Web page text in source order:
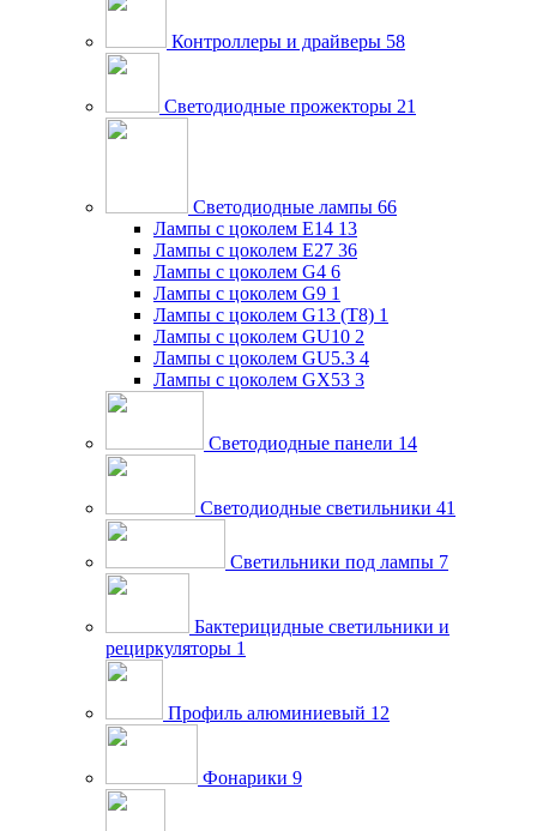
Контроллеры и драйверы 58
Светодиодные прожекторы 21
Светодиодные лампы 66
Лампы с цоколем E14 13
Лампы с цоколем E27 36
Лампы с цоколем G4 6
Лампы с цоколем G9 1
Лампы с цоколем G13 (Т8) 1
Лампы с цоколем GU10 2
Лампы с цоколем GU5.3 4
Лампы с цоколем GX53 3
Светодиодные панели 14
Светодиодные светильники 41
Светильники под лампы 7
Бактерицидные светильники и
рециркуляторы 1
Профиль алюминиевый 12
Фонарики 9